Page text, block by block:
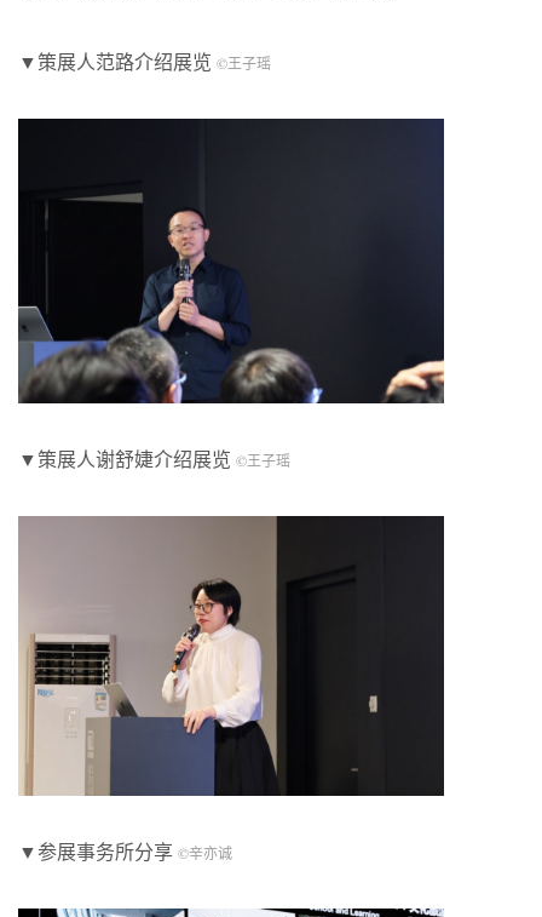
▼策展人范路介绍展览 ©王子瑶
▼策展人谢舒婕介绍展览 ©王子瑶
▼参展事务所分享 ©辛亦诚